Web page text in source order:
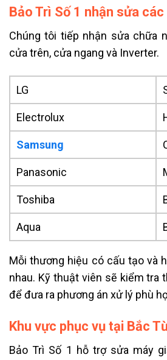
Bảo Trì Số 1 nhận sửa
Chúng tôi tiếp nhận sửa chữa
cửa trên, cửa ngang và Inverter.
LG
Electrolux
Samsung
Panasonic
Toshiba
Aqua
Mỗi thương hiệu có cấu tạo và
nhau. Kỹ thuật viên sẽ kiểm tra
để đưa ra phương án xử lý phù
Khu vực phục vụ tại Bắc
Bảo Trì Số 1 hỗ trợ sửa máy